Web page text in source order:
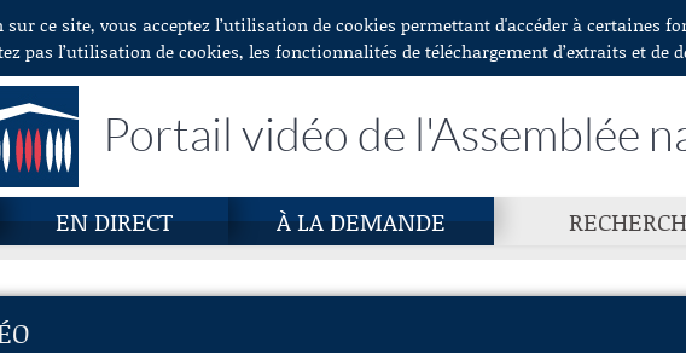
ce site, vous acceptez l’utilisation de cookies permettant d'accéder à certaines
pas l’utilisation de cookies, les fonctionnalités de téléchargement d’extraits et de
Portail vidéo de l'Assemblée
EN DIRECT À LA DEMANDE